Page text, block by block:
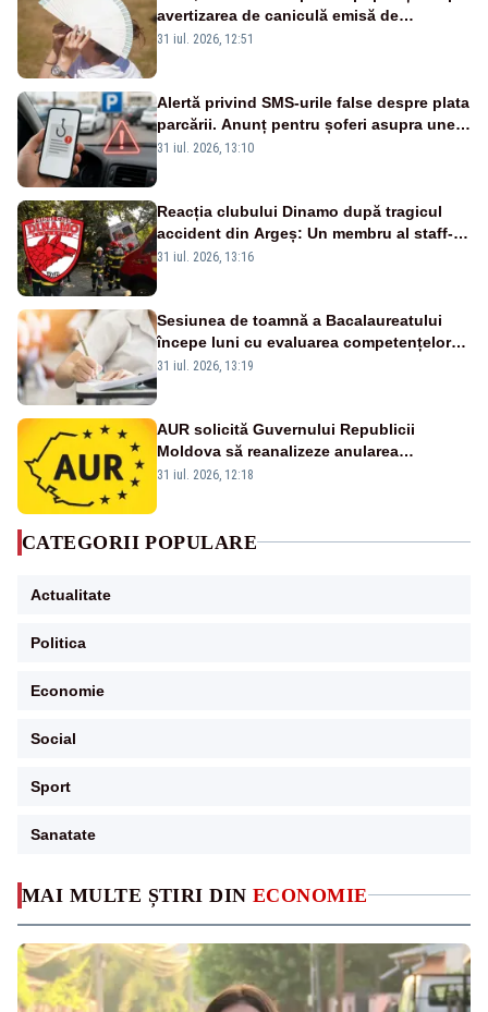
MAI MULTE ȘTIRI DIN ECONOMIE
avertizarea de caniculă emisă de
meteorologi
31 iul. 2026, 12:51
Alertă privind SMS-urile false despre plata
parcării. Anunț pentru șoferi asupra unei
noi metode de fraudă online
31 iul. 2026, 13:10
Reacția clubului Dinamo după tragicul
accident din Argeș: Un membru al staff-
ului medical a murit, antrenorul Adrian
31 iul. 2026, 13:16
Sesiunea de toamnă a Bacalaureatului
începe luni cu evaluarea competențelor
orale la Limba română
31 iul. 2026, 13:19
AUR solicită Guvernului Republicii
Moldova să reanalizeze anularea
concertului de Ziua Limbii Române
31 iul. 2026, 12:18
CATEGORII POPULARE
Actualitate
Politica
Economie
Social
Sport
Sanatate